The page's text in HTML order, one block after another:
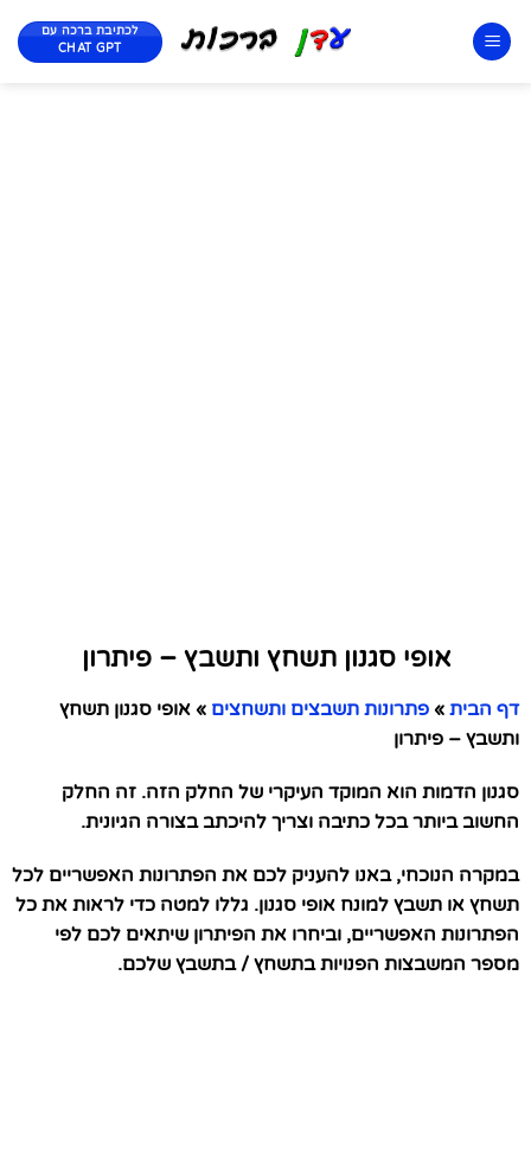
לכתיבת ברכה עם
CHAT GPT
אופי סגנון תשחץ ותשבץ – פיתרון
דף הבית » פתרונות תשבצים ותשחצים » אופי סגנון תשחץ
ותשבץ – פיתרון
סגנון הדמות הוא המוקד העיקרי של החלק הזה. זה החלק
החשוב ביותר בכל כתיבה וצריך להיכתב בצורה הגיונית.
במקרה הנוכחי, באנו להעניק לכם את הפתרונות האפשריים לכל
תשחץ או תשבץ למונח אופי סגנון. גללו למטה כדי לראות את כל
הפתרונות האפשריים, וביחרו את הפיתרון שיתאים לכם לפי
מספר המשבצות הפנויות בתשחץ / בתשבץ שלכם.